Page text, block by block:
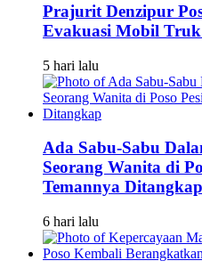
Prajurit Denzipur
Evakuasi Mobil
5 hari lalu
Ada Sabu-Sabu
Seorang Wanita di
Temannya Ditangkap
6 hari lalu